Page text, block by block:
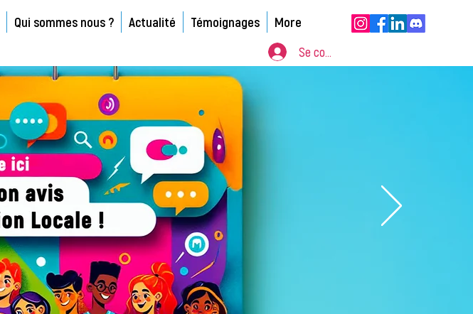
Qui sommes nous ? Actualité Témoignages More
Se connecter